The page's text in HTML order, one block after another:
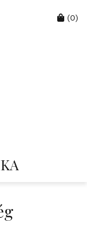
Cart
(0)